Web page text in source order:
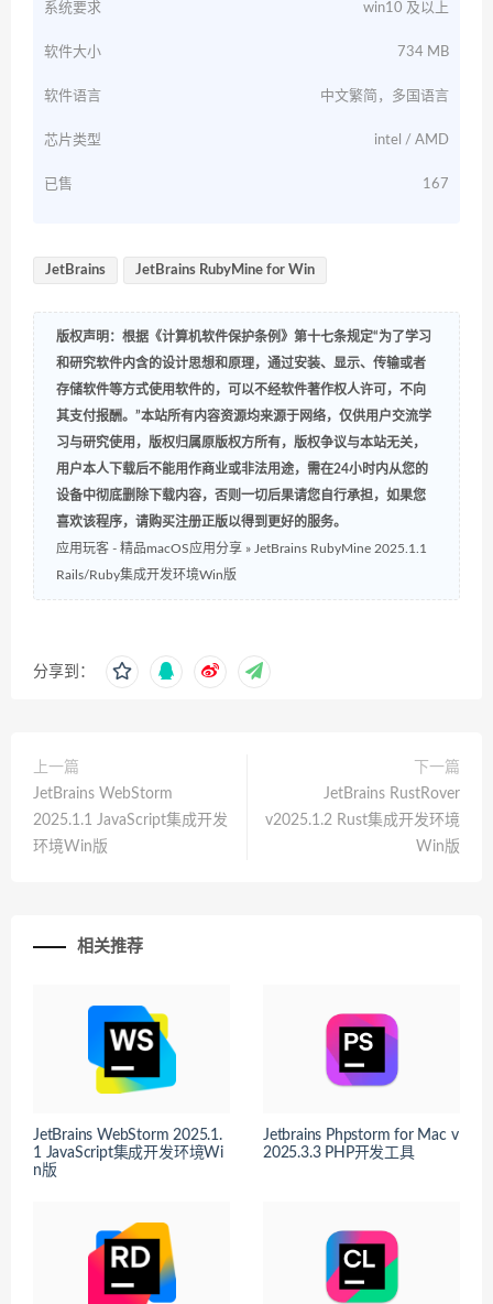
系统要求 win10 及以上
软件大小 734 MB
软件语言 中文繁简，多国语言
芯片类型 intel / AMD
已售 167
JetBrains JetBrains RubyMine for Win
版权声明：根据《计算机软件保护条例》第十七条规定“为了学习
和研究软件内含的设计思想和原理，通过安装、显示、传输或者
存储软件等方式使用软件的，可以不经软件著作权人许可，不向
其支付报酬。”本站所有内容资源均来源于网络，仅供用户交流学
习与研究使用，版权归属原版权方所有，版权争议与本站无关，
用户本人下载后不能用作商业或非法用途，需在24小时内从您的
设备中彻底删除下载内容，否则一切后果请您自行承担，如果您
喜欢该程序，请购买注册正版以得到更好的服务。
应用玩客 - 精品macOS应用分享 » JetBrains RubyMine 2025.1.1
Rails/Ruby集成开发环境Win版
分享到：
上一篇
JetBrains WebStorm
2025.1.1 JavaScript集成开发
环境Win版
下一篇
JetBrains RustRover
v2025.1.2 Rust集成开发环境
Win版
相关推荐
JetBrains WebStorm 2025.1.
1 JavaScript集成开发环境Wi
n版
Jetbrains Phpstorm for Mac v
2025.3.3 PHP开发工具